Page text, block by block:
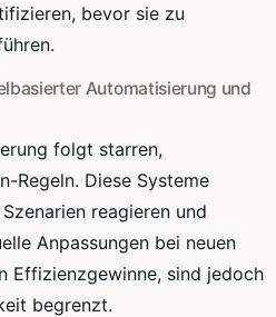
bevor sie zu
Automatisierung und
folgt starren,
Regeln. Diese Systeme
reagieren und
Anpassungen bei neuen
Effizienzgewinne, sind jedoch
begrenzt.